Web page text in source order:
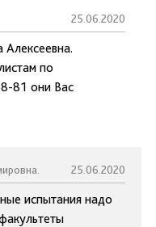
25.06.2020
Алексеевна.
по
81 они Вас
25.06.2020
испытания надо